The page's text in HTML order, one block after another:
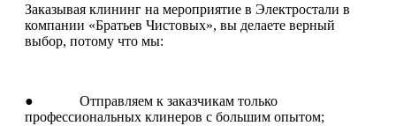
Заказывая клининг на мероприятие в Электростали в
компании «Братьев Чистовых», вы делаете верный
выбор, потому что мы:
● Отправляем к заказчикам только
профессиональных клинеров с большим опытом;